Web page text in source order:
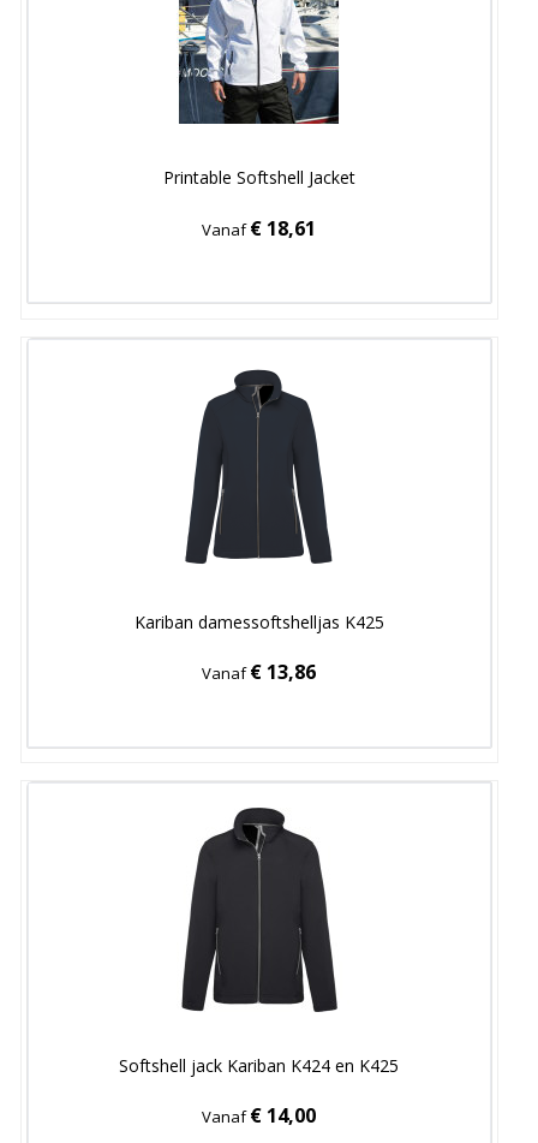
Printable Softshell Jacket
Vanaf€ 18,61
Kariban damessoftshelljas K425
Vanaf€ 13,86
Softshell jack Kariban K424 en K425
Vanaf€ 14,00